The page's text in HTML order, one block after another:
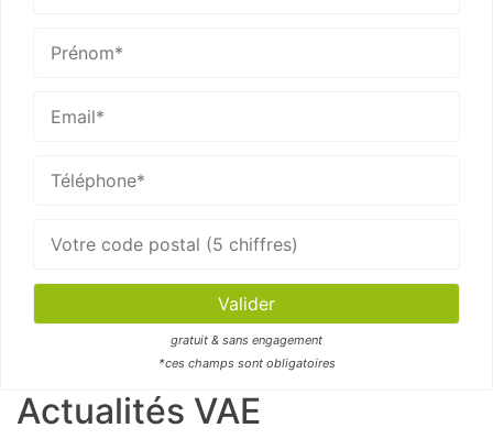
gratuit & sans engagement
*ces champs sont obligatoires
Actualités VAE